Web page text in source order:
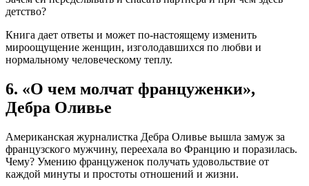
детство?
Книга дает ответы и может по-настоящему изменить
мироощущение женщин, изголодавшихся по любви и
нормальному человеческому теплу.
6. «О чем молчат француженки»,
Дебра Оливье
Американская журналистка Дебра Оливье вышла замуж за
французского мужчину, переехала во Францию и поразилась.
Чему? Умению француженок получать удовольствие от
каждой минуты и простоты отношений и жизни.